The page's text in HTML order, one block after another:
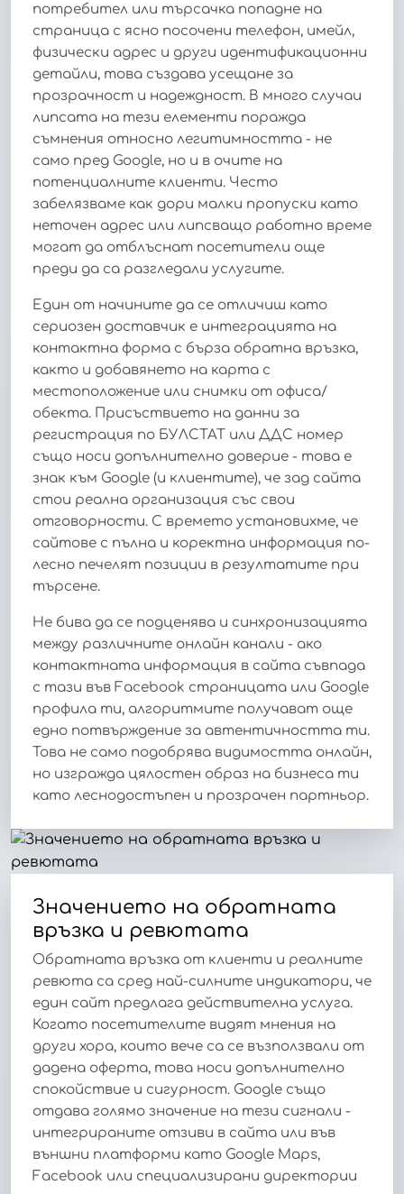
потребител или търсачка попадне на
страница с ясно посочени телефон, имейл,
физически адрес и други идентификационни
детайли, това създава усещане за
прозрачност и надеждност. В много случаи
липсата на тези елементи поражда
съмнения относно легитимността - не
само пред Google, но и в очите на
потенциалните клиенти. Често
забелязваме как дори малки пропуски като
неточен адрес или липсващо работно време
могат да отблъснат посетители още
преди да са разгледали услугите.
Един от начините да се отличиш като
сериозен доставчик е интеграцията на
контактна форма с бърза обратна връзка,
както и добавянето на карта с
местоположение или снимки от офиса/
обекта. Присъствието на данни за
регистрация по БУЛСТАТ или ДДС номер
също носи допълнително доверие - това е
знак към Google (и клиентите), че зад сайта
стои реална организация със свои
отговорности. С времето установихме, че
сайтове с пълна и коректна информация по-
лесно печелят позиции в резултатите при
търсене.
Не бива да се подценява и синхронизацията
между различните онлайн канали - ако
контактната информация в сайта съвпада
с тази във Facebook страницата или Google
профила ти, алгоритмите получават още
едно потвърждение за автентичността ти.
Това не само подобрява видимостта онлайн,
но изгражда цялостен образ на бизнеса ти
като леснодостъпен и прозрачен партньор.
Значението на обратната
връзка и ревютата
Обратната връзка от клиенти и реалните
ревюта са сред най-силните индикатори, че
един сайт предлага действителна услуга.
Когато посетителите видят мнения на
други хора, които вече са се възползвали от
дадена оферта, това носи допълнително
спокойствие и сигурност. Google също
отдава голямо значение на тези сигнали -
интегрираните отзиви в сайта или във
външни платформи като Google Maps,
Facebook или специализирани директории